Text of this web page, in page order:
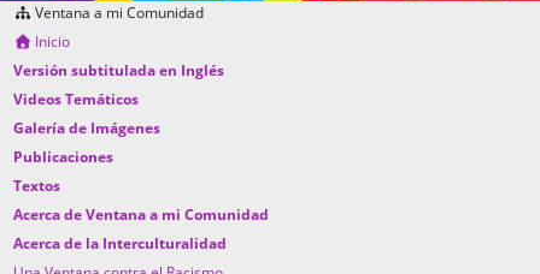
Ventana a mi Comunidad
Inicio
Versión subtitulada en Inglés
Videos Temáticos
Galería de Imágenes
Publicaciones
Textos
Acerca de Ventana a mi Comunidad
Acerca de la Interculturalidad